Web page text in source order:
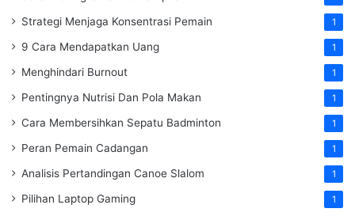
Strategi Menjaga Konsentrasi Pemain 1
9 Cara Mendapatkan Uang 1
Menghindari Burnout 1
Pentingnya Nutrisi Dan Pola Makan 1
Cara Membersihkan Sepatu Badminton 1
Peran Pemain Cadangan 1
Analisis Pertandingan Canoe Slalom 1
Pilihan Laptop Gaming 1